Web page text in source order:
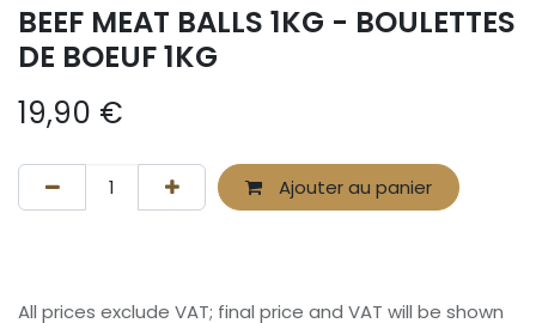
BEEF MEAT BALLS 1KG - BOULETTES
DE BOEUF 1KG
19,90 €
Ajouter au panier
All prices exclude VAT; final price and VAT will be shown